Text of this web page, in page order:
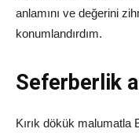
anlamını ve değerini
konumlandırdım.
Seferberlik
Kırık dökük malumatla